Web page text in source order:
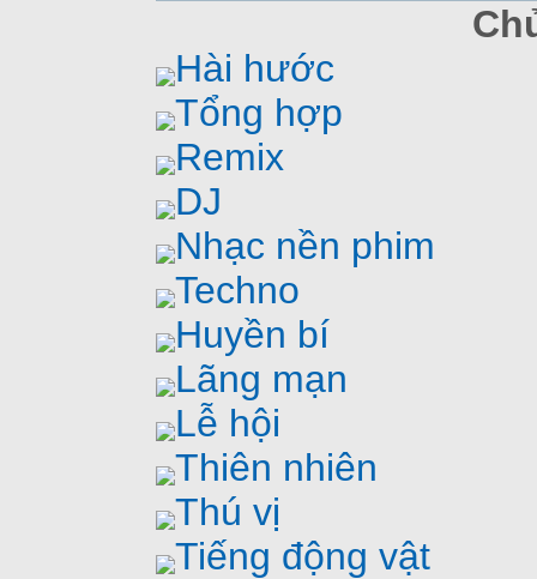
Hài hước
Tổng hợp
Remix
DJ
Nhạc nền phim
Techno
Huyền bí
Lãng mạn
Lễ hội
Thiên nhiên
Thú vị
Tiếng động vật